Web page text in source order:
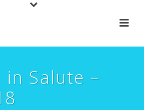
Salute –